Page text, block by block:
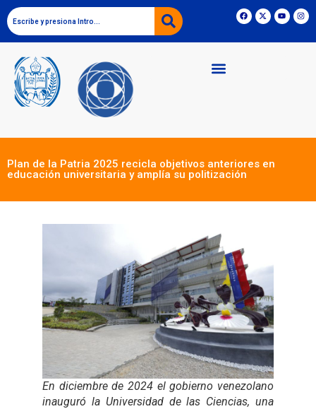
Plan de la Patria 2025 recicla objetivos anteriores en
educación universitaria y amplía su politización
En diciembre de 2024 el gobierno venezolano
inauguró la Universidad de las Ciencias, una